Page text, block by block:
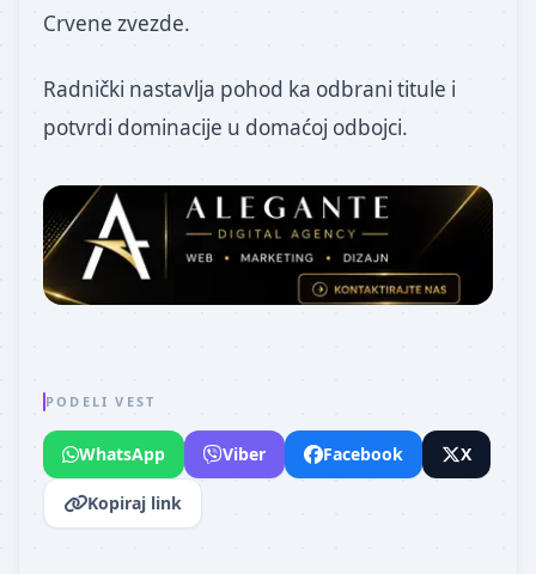
Crvene zvezde.
Radnički nastavlja pohod ka odbrani titule i
potvrdi dominacije u domaćoj odbojci.
PODELI VEST
WhatsApp Viber Facebook X
Kopiraj link